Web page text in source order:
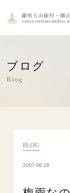
ブログ
Blog
BLOG
2007.06.28